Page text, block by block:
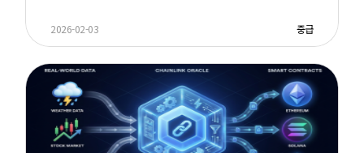
2026-02-03 중급